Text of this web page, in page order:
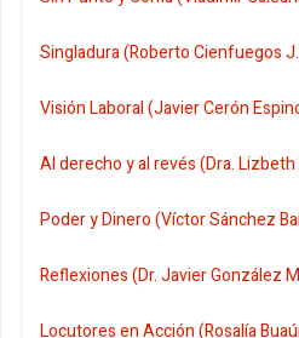
Singladura (Roberto Cienfuegos
Visión Laboral (Javier Cerón
Al derecho y al revés (Dra.
Poder y Dinero (Víctor Sánchez
Reflexiones (Dr. Javier González
Locutores en Acción (Rosalía